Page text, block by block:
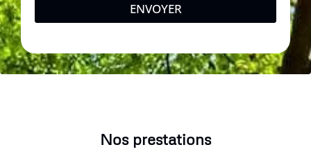
ENVOYER
Nos prestations